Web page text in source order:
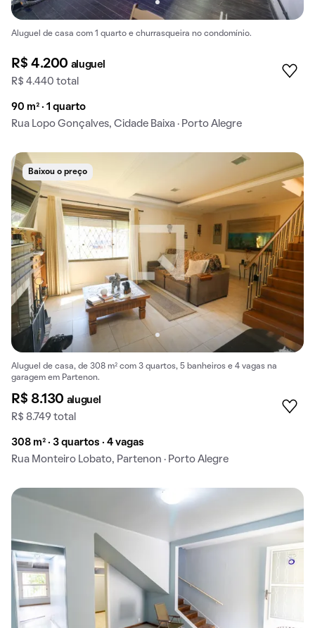
Aluguel de casa com 1 quarto e churrasqueira no condomínio.
R$ 4.200 aluguel
R$ 4.440 total
90 m² · 1 quarto
Rua Lopo Gonçalves, Cidade Baixa · Porto Alegre
Baixou o preço
Aluguel de casa, de 308 m² com 3 quartos, 5 banheiros e 4 vagas na
garagem em Partenon.
R$ 8.130 aluguel
R$ 8.749 total
308 m² · 3 quartos · 4 vagas
Rua Monteiro Lobato, Partenon · Porto Alegre